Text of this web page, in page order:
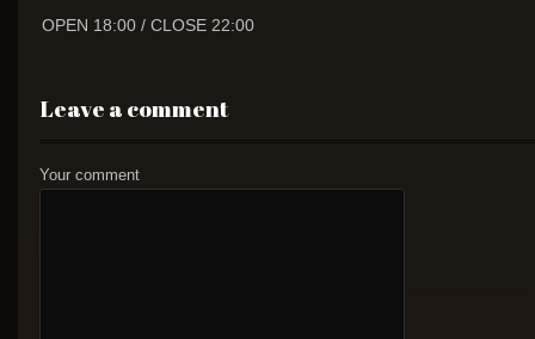
OPEN 18:00 / CLOSE 22:00
Leave a comment
Your comment